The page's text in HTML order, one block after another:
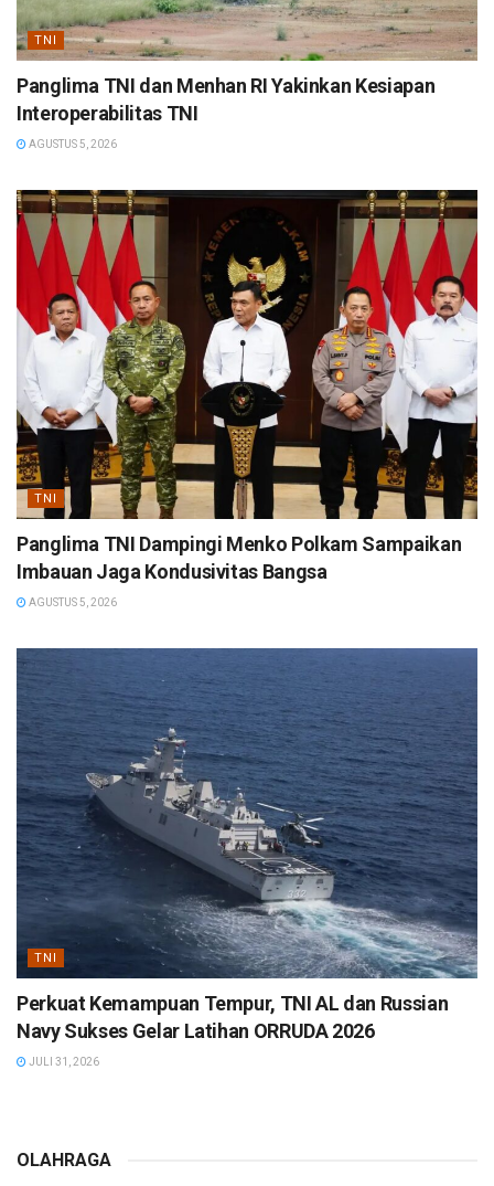
TNI
Panglima TNI dan Menhan RI Yakinkan Kesiapan
Interoperabilitas TNI
AGUSTUS 5, 2026
TNI
Panglima TNI Dampingi Menko Polkam Sampaikan
Imbauan Jaga Kondusivitas Bangsa
AGUSTUS 5, 2026
TNI
Perkuat Kemampuan Tempur, TNI AL dan Russian
Navy Sukses Gelar Latihan ORRUDA 2026
JULI 31, 2026
OLAHRAGA